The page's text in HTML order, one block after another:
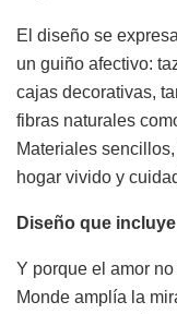
El diseño se
un guiño afectivo:
cajas decorativas,
fibras naturales
Materiales
hogar vivido y
Diseño que
Y porque el amor
Monde amplía la